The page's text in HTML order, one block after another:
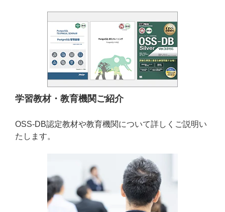
学習教材・教育機関ご紹介
OSS-DB認定教材や教育機関について詳しくご説明い
たします。